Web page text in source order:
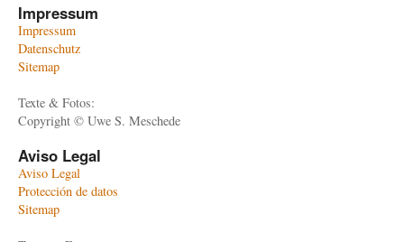
Impressum
Impressum
Datenschutz
Sitemap
Texte & Fotos:
Copyright © Uwe S. Meschede
Aviso Legal
Aviso Legal
Protección de datos
Sitemap